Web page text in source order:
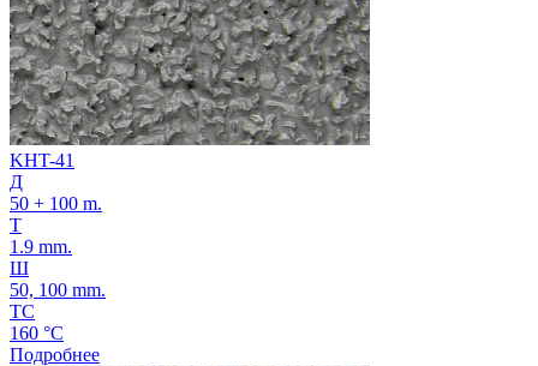
KHT-41
Д
50 + 100 m.
Т
1.9 mm.
Ш
50, 100 mm.
ТС
160 °C
Подробнее